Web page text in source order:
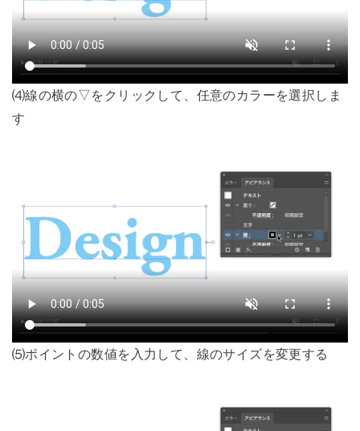
⑷線の横の▽をクリックして、任意のカラーを選択しま
す
⑸ポイントの数値を入力して、線のサイズを変更する